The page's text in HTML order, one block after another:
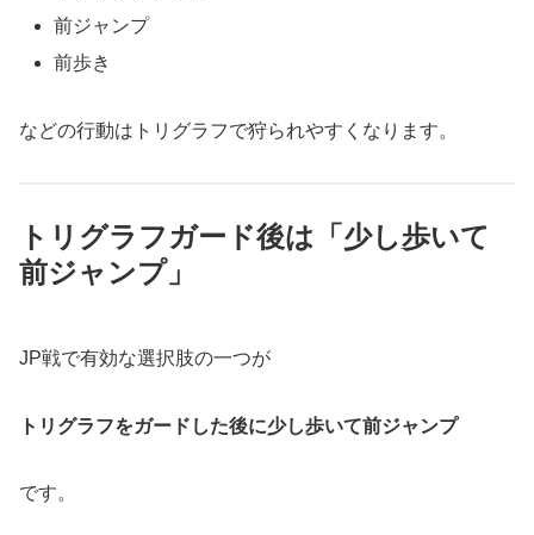
前ジャンプ
前歩き
などの行動はトリグラフで狩られやすくなります。
トリグラフガード後は「少し歩いて
前ジャンプ」
JP戦で有効な選択肢の一つが
トリグラフをガードした後に少し歩いて前ジャンプ
です。